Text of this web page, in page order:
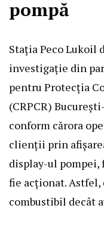
pompă
Stația Peco Lukoil
investigație din
pentru Protecția
(CRPCR)
conform cărora
clienții prin
display-ul pompei,
fie acționat.
combustibil decât